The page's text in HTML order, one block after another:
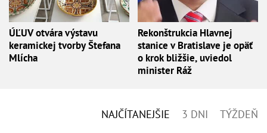
ÚĽUV otvára výstavu
keramickej tvorby Štefana
Mlícha
Rekonštrukcia Hlavnej
stanice v Bratislave je opäť
o krok bližšie, uviedol
minister Ráž
NAJČÍTANEJŠIE 3 DNI TÝŽDEŇ